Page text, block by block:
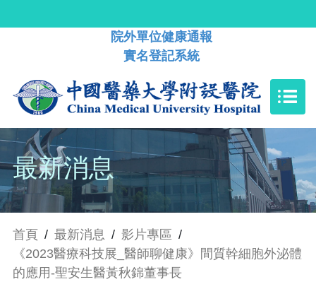
院外單位健康通報
實名登記系統
最新消息
首頁 / 最新消息 / 影片專區 /
《2023醫療科技展_醫師聊健康》間質幹細胞外泌體
的應用-聖安生醫黃秋錦董事長